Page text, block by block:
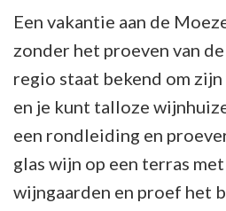
Een vakantie aan de
zonder het proeven van
regio staat bekend om
en je kunt talloze
een rondleiding en
glas wijn op een terras
wijngaarden en proef het